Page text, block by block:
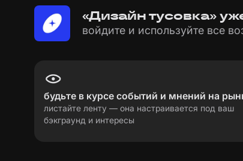
«Дизайн тусовка»
войдите и используйте все
будьте в курсе событий и мнений на
листайте ленту — она настраивается под ваш
бэкграунд и интересы